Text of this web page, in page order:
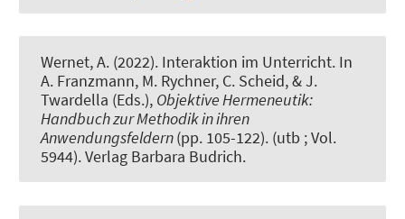
Wernet, A. (2022). Interaktion im Unterricht. In
A. Franzmann, M. Rychner, C. Scheid, & J.
Twardella (Eds.), Objektive Hermeneutik:
Handbuch zur Methodik in ihren
Anwendungsfeldern(pp. 105-122). (utb ; Vol.
5944). Verlag Barbara Budrich.